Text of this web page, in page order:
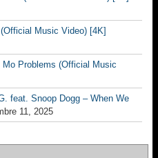
Music Video) [4K]
Problems (Official Music
feat. Snoop Dogg – When We
11, 2025